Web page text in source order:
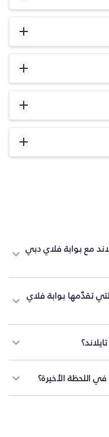
مع بوابة فلاي دبي
تقدّمها بوابة فلاي
اللحظة الأخيرة؟